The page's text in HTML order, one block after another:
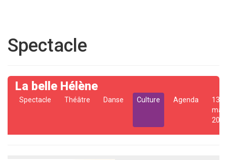
Spectacle
La belle Hélène
Spectacle Théâtre Danse Culture Agenda
13
mai